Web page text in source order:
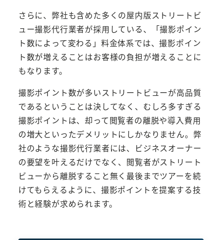
さらに、弊社も含めた多くの屋内版ストリートビ
ュー撮影代行業者が採用している、「撮影ポイン
ト数によって変わる」料金体系では、撮影ポイン
ト数が増えることはお客様の負担が増えることに
もなります。
撮影ポイント数が多いストリートビューが高品質
であるということは決してなく、むしろ多すぎる
撮影ポイントは、却って閲覧者の離脱や導入費用
の増大といったデメリットにしかなりません。弊
社のような撮影代行業者には、ビジネスオーナー
の要望を叶えるだけでなく、閲覧者がストリート
ビューから離脱すること無く最後までツアーを続
けてもらえるように、撮影ポイントを提案する技
術と経験が求められます。